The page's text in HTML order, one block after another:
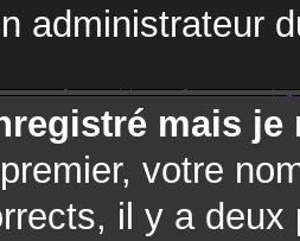
administrateur
mais
votre
il y a